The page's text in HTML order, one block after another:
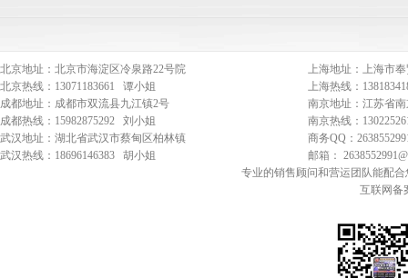
北京地址：北京市海淀区冷泉路22号院
北京热线：13071183661 谭小姐
成都地址：成都市双流县九江镇2号
成都热线：15982875292 刘小姐
武汉地址：湖北省武汉市蔡甸区柏林镇
武汉热线：18696146383 胡小姐
上海地址：上海市
上海热线：
南京地址：江苏省
南京热线：
商务QQ：
邮箱：
专业的销售顾问和营运团队能配
互联网备